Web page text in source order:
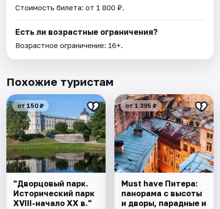
Стоимость билета: от 1 800 ₽.
Есть ли возрастные ограничения?
Возрастное ограничение: 16+.
Похожие туристам
от 150 ₽
"Дворцовый парк.
Исторический парк
XVIII-начало XX в."
от 1 395 ₽
Must have Питера:
панорама с высоты
и дворы, парадные и